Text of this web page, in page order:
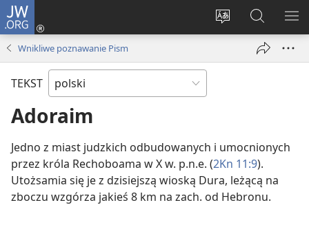
JW.ORG
Wybór
Logowanie
(opens
Szukaj
na
JW.ORG
Wnikliwe poznawanie Pism
TEKST
Adoraim
Jedno z miast judzkich odbudowanych i umocnionych
przez króla Rechoboama w X w. p.n.e. (2Kn 11:9).
Utożsamia się je z dzisiejszą wioską Dura, leżącą na
zboczu wzgórza jakieś 8 km na zach. od Hebronu.